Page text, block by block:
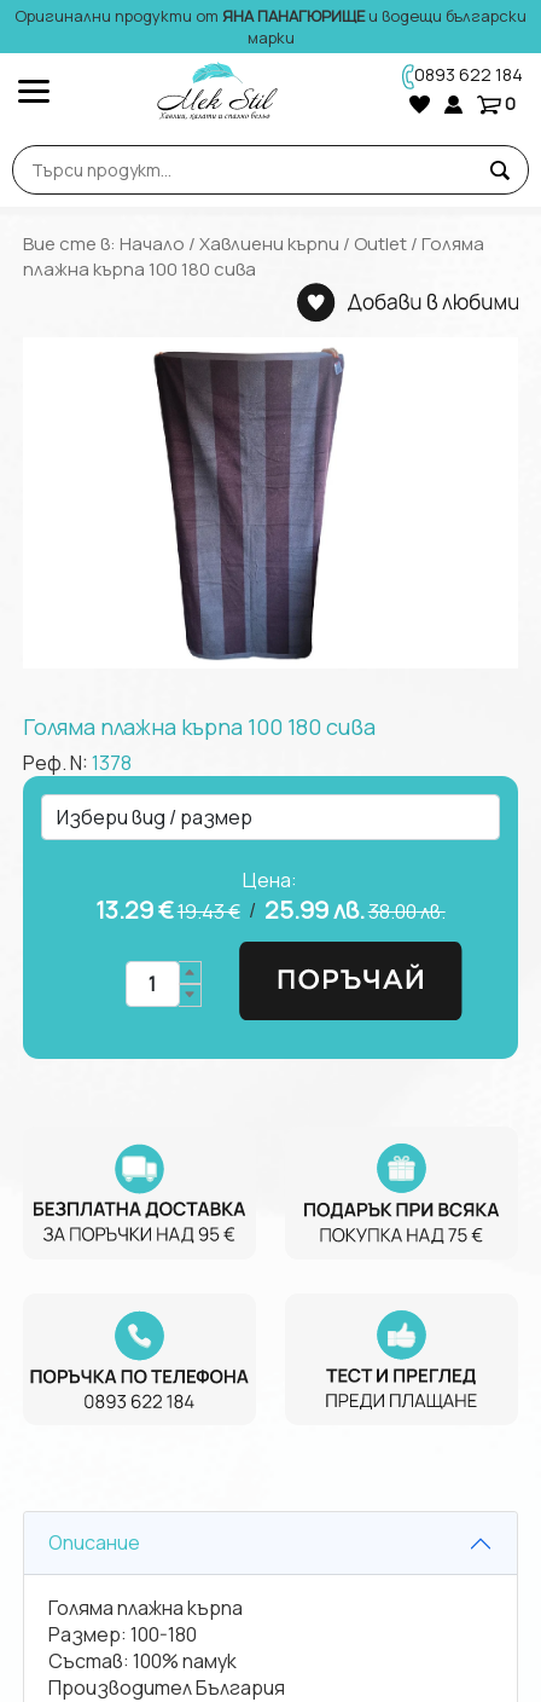
Оригинални продукти от ЯНА ПАНАГЮРИЩЕи водещи български
марки
0893 622 184
0
Вие сте в: Начало /Хавлиени кърпи / Outlet/ Голяма
плажна кърпа 100 180 сива
Голяма плажна кърпа 100 180 сива
Реф. N:1378
Цена:
13.29 €19.43 € / 25.99лв.38.00лв.
Описание
Голяма плажна кърпа
Размер: 100-180
Състав: 100% памук
Производител България